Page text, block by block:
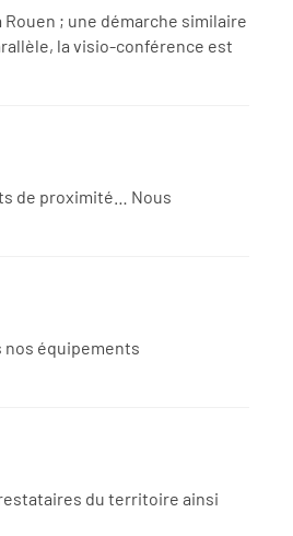
; une démarche similaire
la visio-conférence est
de proximité… Nous
nos équipements
du territoire ainsi